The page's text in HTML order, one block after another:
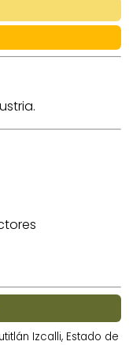
Izcalli, Estado de